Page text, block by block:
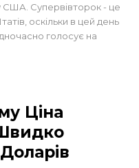
США. Супервівторок - це
оскільки в цей день
голосує на
Ціна